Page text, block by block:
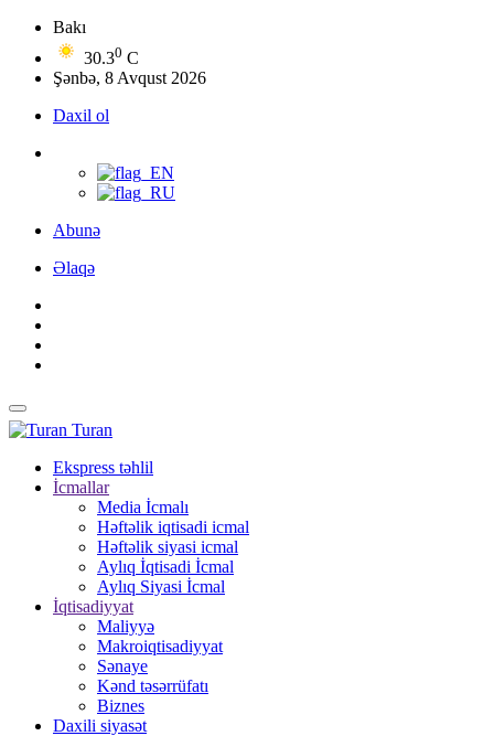
Bakı
30.30 C
Şənbə, 8 Avqust 2026
Daxil ol
Abunə
Əlaqə
Turan
Ekspress təhlil
İcmallar
Media İcmalı
Həftəlik iqtisadi icmal
Həftəlik siyasi icmal
Aylıq İqtisadi İcmal
Aylıq Siyasi İcmal
İqtisadiyyat
Maliyyə
Makroiqtisadiyyat
Sənaye
Kənd təsərrüfatı
Biznes
Daxili siyasət